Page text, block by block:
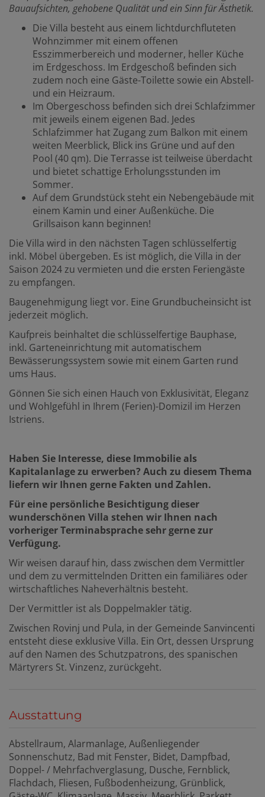
Bauaufsichten, gehobene Qualität und ein Sinn für Ästhetik.
Die Villa besteht aus einem lichtdurchfluteten
Wohnzimmer mit einem offenen
Esszimmerbereich und moderner, heller Küche
im Erdgeschoss. Im Erdgeschoß befinden sich
zudem noch eine Gäste-Toilette sowie ein Abstell-
und ein Heizraum.
Im Obergeschoss befinden sich drei Schlafzimmer
mit jeweils einem eigenen Bad. Jedes
Schlafzimmer hat Zugang zum Balkon mit einem
weiten Meerblick, Blick ins Grüne und auf den
Pool (40 qm). Die Terrasse ist teilweise überdacht
und bietet schattige Erholungsstunden im
Sommer.
Auf dem Grundstück steht ein Nebengebäude mit
einem Kamin und einer Außenküche. Die
Grillsaison kann beginnen!
Die Villa wird in den nächsten Tagen schlüsselfertig
inkl. Möbel übergeben. Es ist möglich, die Villa in der
Saison 2024 zu vermieten und die ersten Feriengäste
zu empfangen.
Baugenehmigung liegt vor. Eine Grundbucheinsicht ist
jederzeit möglich.
Kaufpreis beinhaltet die schlüsselfertige Bauphase,
inkl. Garteneinrichtung mit automatischem
Bewässerungssystem sowie mit einem Garten rund
ums Haus.
Gönnen Sie sich einen Hauch von Exklusivität, Eleganz
und Wohlgefühl in Ihrem (Ferien)-Domizil im Herzen
Istriens.
Haben Sie Interesse, diese Immobilie als
Kapitalanlage zu erwerben? Auch zu diesem Thema
liefern wir Ihnen gerne Fakten und Zahlen.
Für eine persönliche Besichtigung dieser
wunderschönen Villa stehen wir Ihnen nach
vorheriger Terminabsprache sehr gerne zur
Verfügung.
Wir weisen darauf hin, dass zwischen dem Vermittler
und dem zu vermittelnden Dritten ein familiäres oder
wirtschaftliches Naheverhältnis besteht.
Der Vermittler ist als Doppelmakler tätig.
Zwischen Rovinj und Pula, in der Gemeinde Sanvincenti
entsteht diese exklusive Villa. Ein Ort, dessen Ursprung
auf den Namen des Schutzpatrons, des spanischen
Märtyrers St. Vinzenz, zurückgeht.
Ausstattung
Abstellraum Alarmanlage Außenliegender
Sonnenschutz Bad mit Fenster Bidet Dampfbad
Doppel- / Mehrfachverglasung Dusche Fernblick
Flachdach Fliesen Fußbodenheizung Grünblick